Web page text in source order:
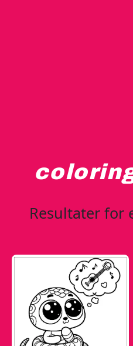
Resultater for